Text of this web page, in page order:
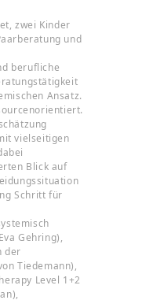
zwei Kinder
und
berufliche
Ansatz.
vielseitigen
Blick auf
Schritt für
Gehring),
der
Tiedemann),
Level 1+2